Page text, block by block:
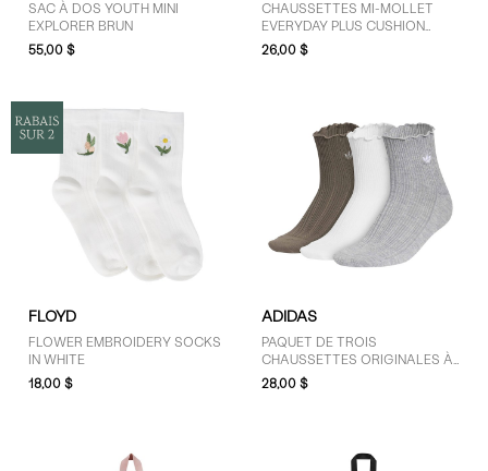
SAC À DOS YOUTH MINI
EXPLORER BRUN
55,00 $
CHAUSSETTES MI-MOLLET
EVERYDAY PLUS CUSHION
BLANCHES
26,00 $
FLOYD
FLOWER EMBROIDERY SOCKS
IN WHITE
18,00 $
ADIDAS
PAQUET DE TROIS
CHAUSSETTES ORIGINALES À
VOLANTS BRUNES, BLANCHES
28,00 $